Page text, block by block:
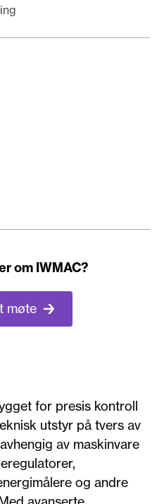
om IWMAC?
møte
for presis kontroll
utstyr på tvers av
av maskinvare
og andre